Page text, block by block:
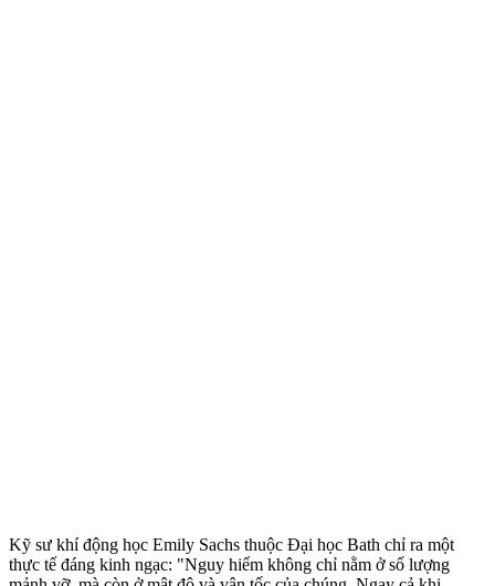
Kỹ sư khí động học Emily Sachs thuộc Đại học Bath chỉ ra một
thực tế đáng kinh ngạc: "Nguy hiểm không chỉ nằm ở số lượng